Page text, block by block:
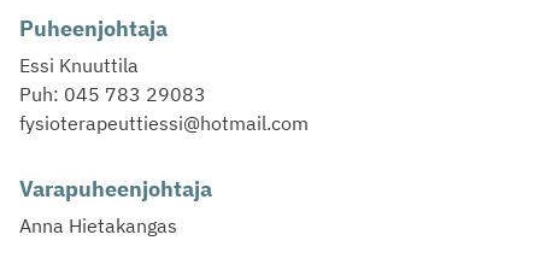
Puheenjohtaja
Essi Knuuttila
Puh: 045 783 29083
fysioterapeuttiessi@hotmail.com
Varapuheenjohtaja
Anna Hietakangas